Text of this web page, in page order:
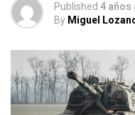
Published 4 años
By Miguel